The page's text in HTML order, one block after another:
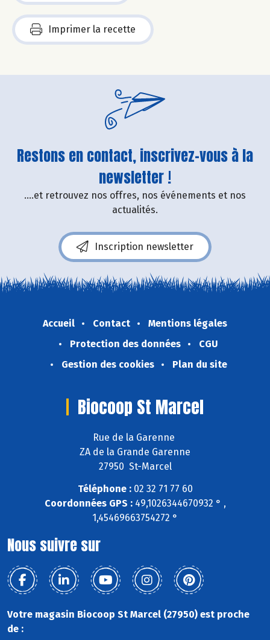
Imprimer la recette
Restons en contact, inscrivez-vous à la
newsletter !
....et retrouvez nos offres, nos événements et nos
actualités.
Inscription newsletter
Accueil Contact
Mentions légales
Protection des données
CGU
Gestion des cookies
Plan du site
Biocoop St Marcel
Rue de la Garenne
ZA de la Grande Garenne
27950 St-Marcel
Téléphone :02 32 71 77 60
Coordonnées GPS :49,1026344670932 ° ,
1,45469663754272 °
Nous suivre sur
Votre magasin Biocoop St Marcel (27950) est proche
de :